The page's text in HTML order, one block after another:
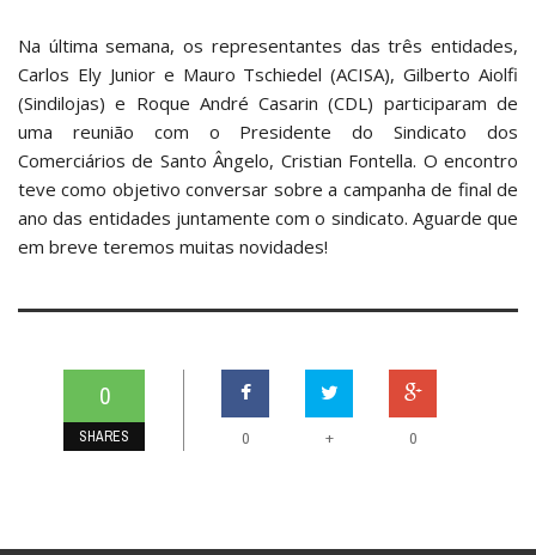
Na última semana, os representantes das três entidades,
Carlos Ely Junior e Mauro Tschiedel (ACISA), Gilberto Aiolfi
(Sindilojas) e Roque André Casarin (CDL) participaram de
uma reunião com o Presidente do Sindicato dos
Comerciários de Santo Ângelo, Cristian Fontella. O encontro
teve como objetivo conversar sobre a campanha de final de
ano das entidades juntamente com o sindicato. Aguarde que
em breve teremos muitas novidades!
0
SHARES 0 + 0